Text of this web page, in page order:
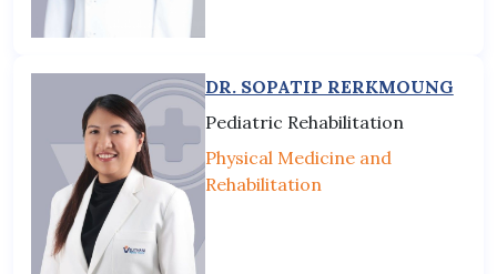
DR. SOPATIP RERKMOUNG
Pediatric Rehabilitation
Physical Medicine and
Rehabilitation